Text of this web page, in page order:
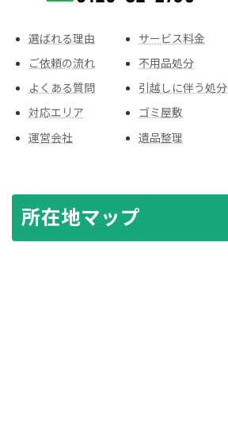
選ばれる理由
ご依頼の流れ
よくある質問
対応エリア
運営会社
サービス料金
不用品処分
引越しに伴う処分
ゴミ屋敷
遺品整理
所在地マップ